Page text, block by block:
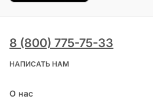
8 (800) 775-75-33
НАПИСАТЬ НАМ
О нас